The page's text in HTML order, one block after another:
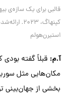
کپنهاگ،
استیرن‌هولم
آ.م: قبلاً گفته
مکان‌هایی مثل
بخشی از جهان‌بینی